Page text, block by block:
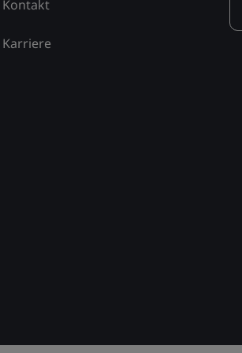
Kontakt
Karriere